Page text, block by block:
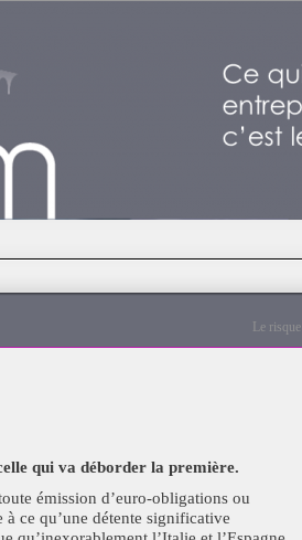
Le risque
qui va déborder la première.
émission d’euro-obligations ou
ce qu’une détente significative